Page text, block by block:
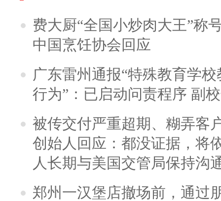
费大厨“全国小炒肉大王”称
中国烹饪协会回应
广东雷州通报“特殊教育学
行为”：已启动问责程序 副
被传交付严重超期、糊弄客
创始人回应：都没证据，将
人长期与美国交管局保持沟
郑州一汉堡店撤场前，通过